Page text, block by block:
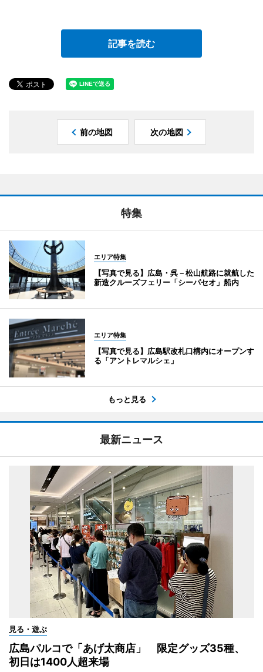
記事を読む
前の地図 次の地図
特集
エリア特集
【写真で見る】広島・呉－松山航路に就航した
新造クルーズフェリー「シーパセオ」船内
エリア特集
【写真で見る】広島駅改札口構内にオープンす
る「アントレマルシェ」
もっと見る
最新ニュース
見る・遊ぶ
広島パルコで「あげ太商店」 限定グッズ35種、
初日は1400人超来場